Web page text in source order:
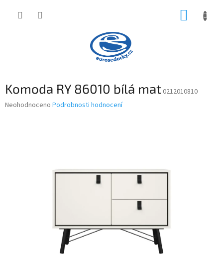
Komoda RY 86010 bílá mat 0212010810
Průměrné
Neohodnoceno Podrobnosti hodnocení